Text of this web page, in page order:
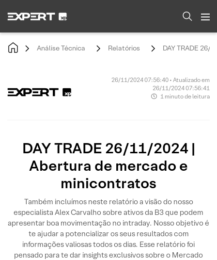
Análise Técnica Relatórios DAY TRADE 26/
26/11/2024 07:56:40 • Atualizado em
26/11/2024 07:56:41
1 minuto de leitura
DAY TRADE 26/11/2024 |
Abertura de mercado e
minicontratos
Também incluímos neste relatório a visão do nosso
especialista Alex Carvalho sobre ativos da B3 que podem
apresentar boa movimentação no intraday. Nosso objetivo é
te ajudar a potencializar os seus resultados com
informações valiosas todos os dias. Esse relatório foi
pensado para te dar insights exclusivos sobre o Mercado